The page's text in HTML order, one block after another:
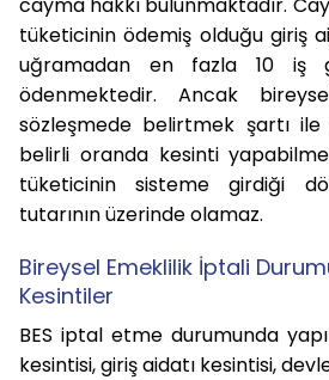
tüketicinin ödemiş olduğu giriş
uğramadan en fazla 10 iş
ödenmektedir. Ancak
sözleşmede belirtmek şartı
belirli oranda kesinti
tüketicinin sisteme girdiği
tutarının üzerinde olamaz.
Bireysel Emeklilik İptali
Kesintiler
BES iptal etme durumunda
kesintisi, giriş aidatı kesintisi,